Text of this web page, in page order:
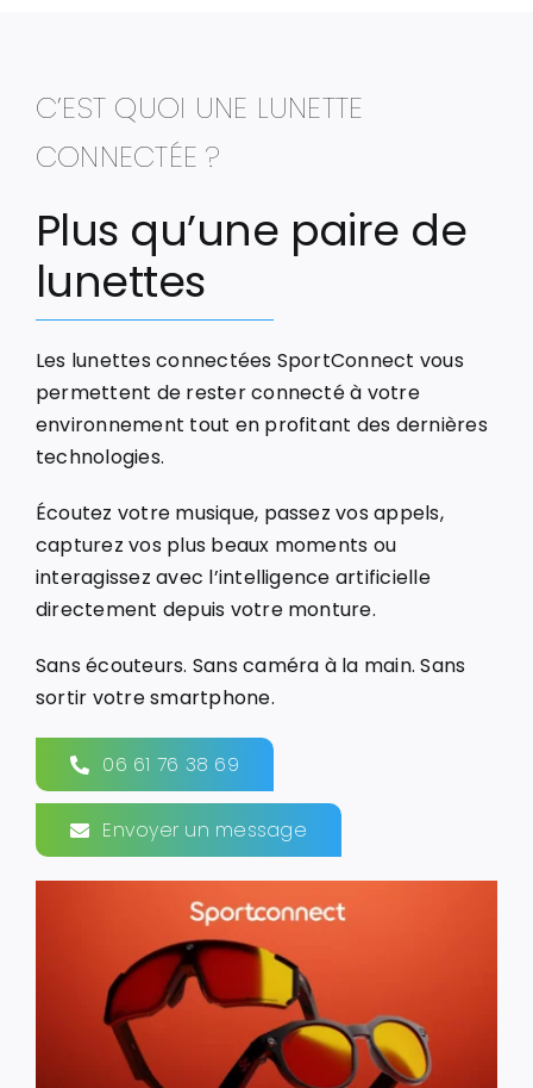
C’EST QUOI UNE LUNETTE
CONNECTÉE ?
Plus qu’une paire de
lunettes
Les lunettes connectées SportConnect vous
permettent de rester connecté à votre
environnement tout en profitant des dernières
technologies.
Écoutez votre musique, passez vos appels,
capturez vos plus beaux moments ou
interagissez avec l’intelligence artificielle
directement depuis votre monture.
Sans écouteurs. Sans caméra à la main. Sans
sortir votre smartphone.
06 61 76 38 69
Envoyer un message